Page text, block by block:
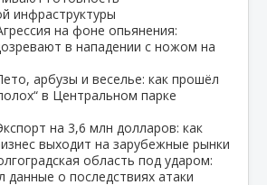
инфраструктуры
на фоне опьянения:
в нападении с ножом на
арбузы и веселье: как прошёл
в Центральном парке
на 3,6 млн долларов: как
выходит на зарубежные рынки
область под ударом:
данные о последствиях атаки